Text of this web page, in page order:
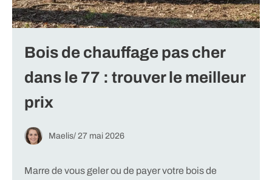
Bois de chauffage pas cher
dans le 77 : trouver le meilleur
prix
Maelis/ 27 mai 2026
Marre de vous geler ou de payer votre bois de